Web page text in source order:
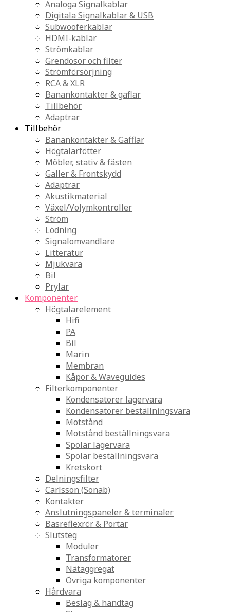
Analoga Signalkablar
Digitala Signalkablar & USB
Subwooferkablar
HDMI-kablar
Strömkablar
Grendosor och filter
Strömförsörjning
RCA & XLR
Banankontakter & gaflar
Tillbehör
Adaptrar
Tillbehör
Banankontakter & Gafflar
Högtalarfötter
Möbler, stativ & fästen
Galler & Frontskydd
Adaptrar
Akustikmaterial
Växel/Volymkontroller
Ström
Lödning
Signalomvandlare
Litteratur
Mjukvara
Bil
Prylar
Komponenter
Högtalarelement
Hifi
PA
Bil
Marin
Membran
Kåpor & Waveguides
Filterkomponenter
Kondensatorer lagervara
Kondensatorer beställningsvara
Motstånd
Motstånd beställningsvara
Spolar lagervara
Spolar beställningsvara
Kretskort
Delningsfilter
Carlsson (Sonab)
Kontakter
Anslutningspaneler & terminaler
Basreflexrör & Portar
Slutsteg
Moduler
Transformatorer
Nätaggregat
Övriga komponenter
Hårdvara
Beslag & handtag